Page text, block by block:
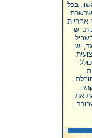
בכל
יש
יש
את
.